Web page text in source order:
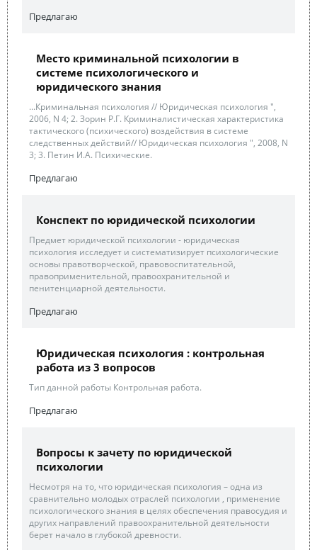
Предлагаю
Место криминальной психологии в
системе психологического и
юридического знания
...Криминальная психология // Юридическая психология ",
2006, N 4; 2. Зорин Р.Г. Криминалистическая характеристика
тактического (психического) воздействия в системе
следственных действий// Юридическая психология ", 2008, N
3; 3. Петин И.А. Психические.
Предлагаю
Конспект по юридической психологии
Предмет юридической психологии - юридическая
психология исследует и систематизирует психологические
основы правотворческой, правовоспитательной,
правоприменительной, правоохранительной и
пенитенциарной деятельности.
Предлагаю
Юридическая психология : контрольная
работа из 3 вопросов
Тип данной работы Контрольная работа.
Предлагаю
Вопросы к зачету по юридической
психологии
Несмотря на то, что юридическая психология – одна из
сравнительно молодых отраслей психологии , применение
психологического знания в целях обеспечения правосудия и
других направлений правоохранительной деятельности
берет начало в глубокой древности.